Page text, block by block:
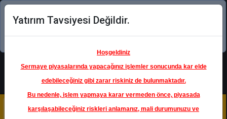
Şimdi uygulamayı indirin!
Yatırım Tavsiyesi Değildir.
Hoşgeldiniz
Sermaye piyasalarında yapacağınız işlemler sonucunda kar elde
edebileceğiniz gibi zarar riskiniz de bulunmaktadır.
Bu nedenle, işlem yapmaya karar vermeden önce, piyasada
karşılaşabileceğiniz riskleri anlamanız, mali durumunuzu ve